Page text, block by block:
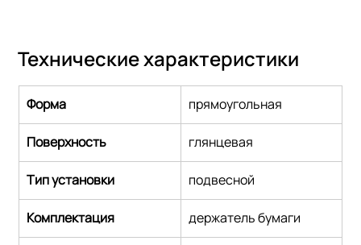
Технические характеристики
Форма прямоугольная
Поверхность глянцевая
Тип установки подвесной
Комплектация держатель бумаги